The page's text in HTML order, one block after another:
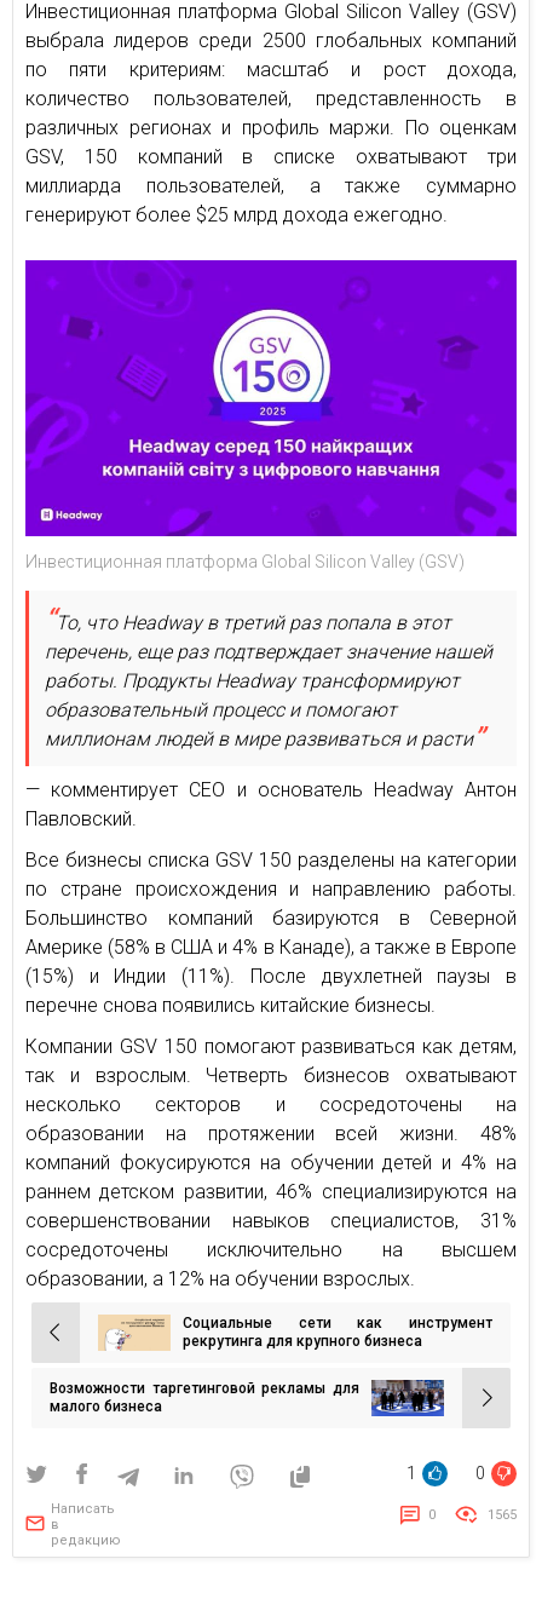
Инвестиционная платформа Global Silicon Valley (GSV)
выбрала лидеров среди 2500 глобальных компаний
по пяти критериям: масштаб и рост дохода,
количество пользователей, представленность в
различных регионах и профиль маржи. По оценкам
GSV, 150 компаний в списке охватывают три
миллиарда пользователей, а также суммарно
генерируют более $25 млрд дохода ежегодно.
Инвестиционная платформа Global Silicon Valley (GSV)
То, что Headway в третий раз попала в этот
перечень, еще раз подтверждает значение нашей
работы. Продукты Headway трансформируют
образовательный процесс и помогают
миллионам людей в мире развиваться и расти
— комментирует СЕО и основатель Headway Антон
Павловский.
Все бизнесы списка GSV 150 разделены на категории
по стране происхождения и направлению работы.
Большинство компаний базируются в Северной
Америке (58% в США и 4% в Канаде), а также в Европе
(15%) и Индии (11%). После двухлетней паузы в
перечне снова появились китайские бизнесы.
Компании GSV 150 помогают развиваться как детям,
так и взрослым. Четверть бизнесов охватывают
несколько секторов и сосредоточены на
образовании на протяжении всей жизни. 48%
компаний фокусируются на обучении детей и 4% на
раннем детском развитии, 46% специализируются на
совершенствовании навыков специалистов, 31%
сосредоточены исключительно на высшем
образовании, а 12% на обучении взрослых.
Навигация
по
записям
Социальные сети как инструмент
рекрутинга для крупного бизнеса
Возможности таргетинговой рекламы для
малого бизнеса
1 0
Написать
в
редакцию
0 1565